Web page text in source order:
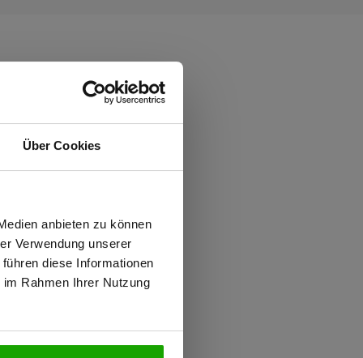
Über Cookies
anbieten zu können
Verwendung unserer
diese Informationen
Rahmen Ihrer Nutzung